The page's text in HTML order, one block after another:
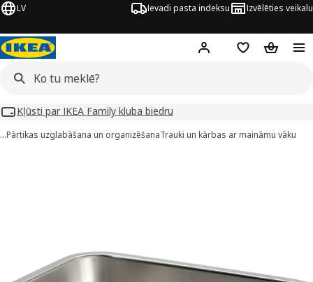
LV Ievadi pasta indeksu Izvēlēties veikalu
Hej! Pierakstīties
PirkumuPirkumu
Kļūsti par IKEA Family kluba biedru
…Pārtikas uzglabāšana un organizēšanaTrauki un kārbas ar maināmu vāku